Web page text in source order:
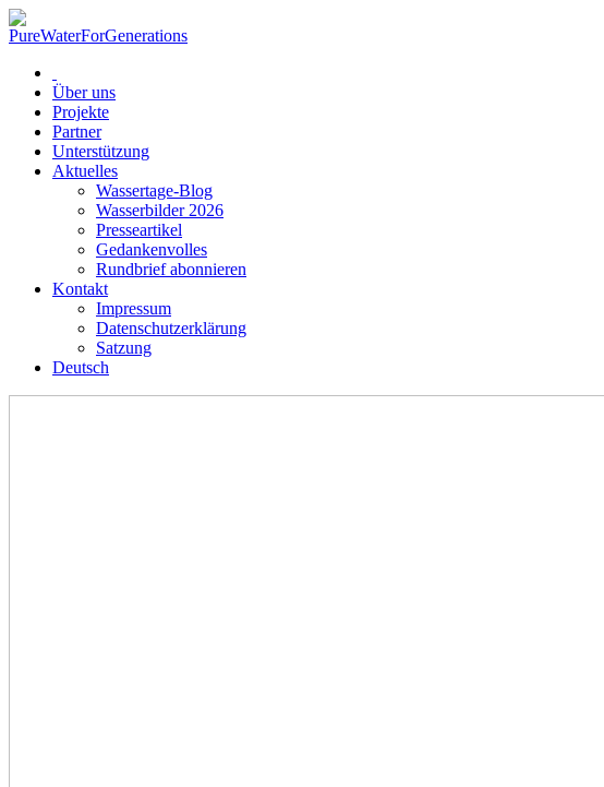
Über uns
Projekte
Partner
Unterstützung
Aktuelles
Wassertage-Blog
Wasserbilder 2026
Presseartikel
Gedankenvolles
Rundbrief abonnieren
Kontakt
Impressum
Datenschutzerklärung
Satzung
Deutsch